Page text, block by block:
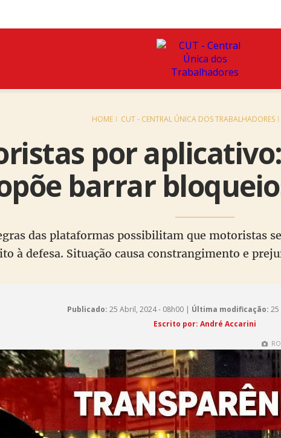
HOME CUT - CENTRAL ÚNICA DOS TRABALHADORES
por
barrar
das plataformas possibilitam que motoristas
à defesa. Situação causa constrangimento e
Publicado: 25 Abril, 2024 - 08h00 | Última modificação: 25
Escrito por: André Accarini